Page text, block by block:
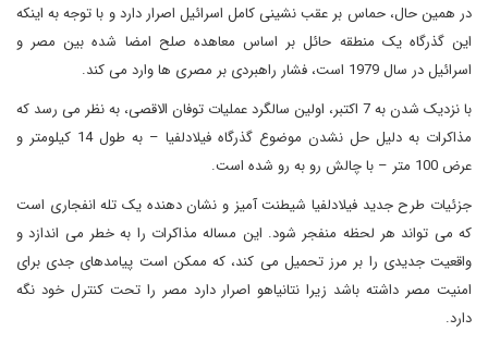
در همین حال، حماس بر عقب نشینی کامل اسرائیل اصرار دارد و با توجه به اینکه
این گذرگاه یک منطقه حائل بر اساس معاهده صلح امضا شده بین مصر و
اسرائیل در سال 1979 است، فشار راهبردی بر مصری ها وارد می کند.
با نزدیک شدن به 7 اکتبر، اولین سالگرد عملیات توفان الاقصی، به نظر می رسد که
مذاکرات به دلیل حل نشدن موضوع گذرگاه فیلادلفیا – به طول 14 کیلومتر و
عرض 100 متر – با چالش رو به رو شده است.
جزئیات طرح جدید فیلادلفیا شیطنت آمیز و نشان دهنده یک تله انفجاری است
که می تواند هر لحظه منفجر شود. این مساله مذاکرات را به خطر می اندازد و
واقعیت جدیدی را بر مرز تحمیل می کند، که ممکن است پیامدهای جدی برای
امنیت مصر داشته باشد زیرا نتانیاهو اصرار دارد مصر را تحت کنترل خود نگه
دارد.